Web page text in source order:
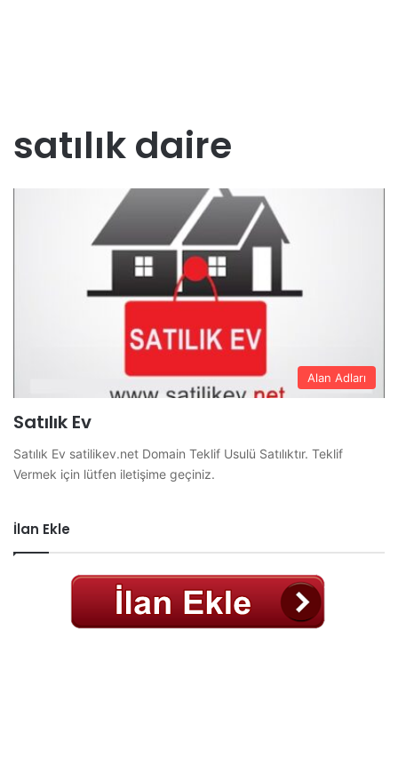
satılık daire
Alan Adları
Satılık Ev
Satılık Ev satilikev.net Domain Teklif Usulü Satılıktır. Teklif
Vermek için lütfen iletişime geçiniz.
İlan Ekle